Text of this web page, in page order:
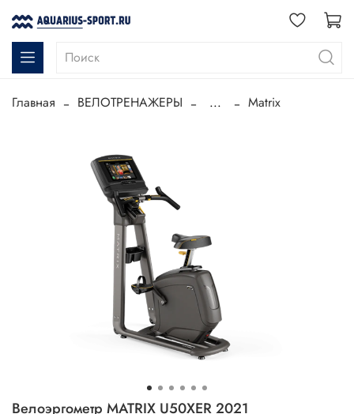
Главная ВЕЛОТРЕНАЖЕРЫ ... Matrix
Велоэргометр MATRIX U50XER 2021